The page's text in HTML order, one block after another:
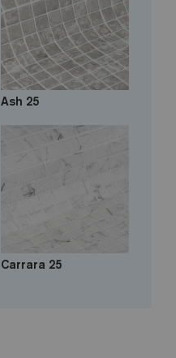
Ash 25
Carrara 25